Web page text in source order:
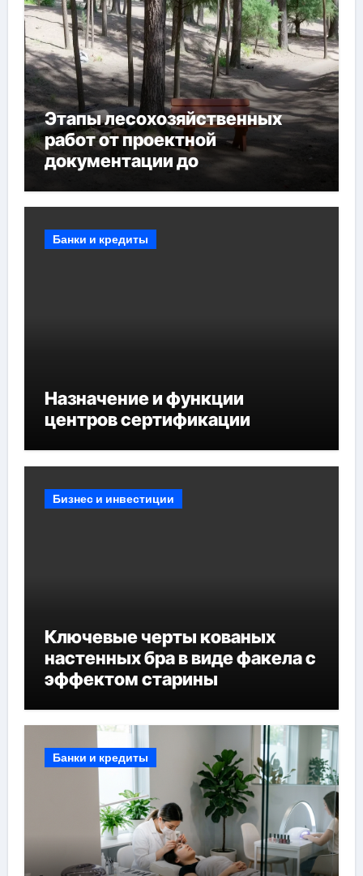
Этапы лесохозяйственных
работ от проектной
документации до
мероприятий и обустройства
Банки и кредиты
Назначение и функции
центров сертификации
Бизнес и инвестиции
Ключевые черты кованых
настенных бра в виде факела с
эффектом старины
Банки и кредиты